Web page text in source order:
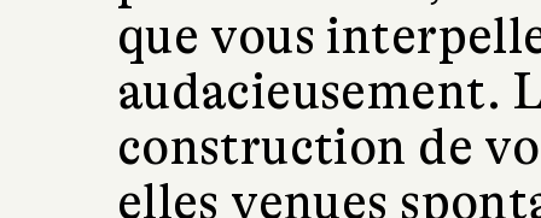
que vous
audacieusement.
construction de
elles venues